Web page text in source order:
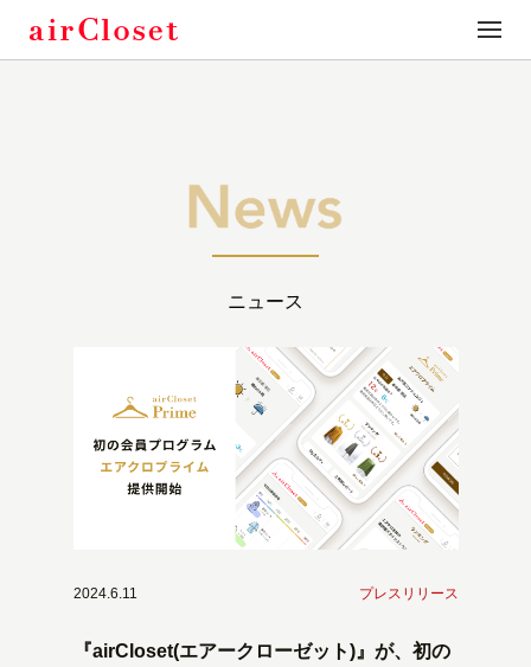
toggle
ニュース
2024.6.11 プレスリリース
『airCloset(エアークローゼット)』が、初の